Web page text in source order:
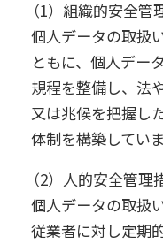
（1）組織的安全
個人データの取扱
ともに、個人デー
規程を整備し、法
又は兆候を把握し
体制を構築していま
（2）人的安全管
個人データの取扱
従業者に対し定期